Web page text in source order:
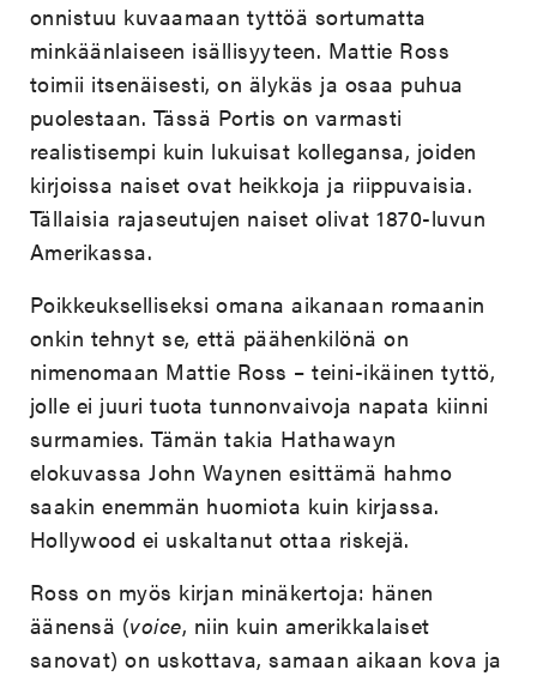
onnistuu kuvaamaan tyttöä sortumatta
minkäänlaiseen isällisyyteen. Mattie Ross
toimii itsenäisesti, on älykäs ja osaa puhua
puolestaan. Tässä Portis on varmasti
realistisempi kuin lukuisat kollegansa, joiden
kirjoissa naiset ovat heikkoja ja riippuvaisia.
Tällaisia rajaseutujen naiset olivat 1870-luvun
Amerikassa.
Poikkeukselliseksi omana aikanaan romaanin
onkin tehnyt se, että päähenkilönä on
nimenomaan Mattie Ross – teini-ikäinen tyttö,
jolle ei juuri tuota tunnonvaivoja napata kiinni
surmamies. Tämän takia Hathawayn
elokuvassa John Waynen esittämä hahmo
saakin enemmän huomiota kuin kirjassa.
Hollywood ei uskaltanut ottaa riskejä.
Ross on myös kirjan minäkertoja: hänen
äänensä (voice, niin kuin amerikkalaiset
sanovat) on uskottava, samaan aikaan kova ja